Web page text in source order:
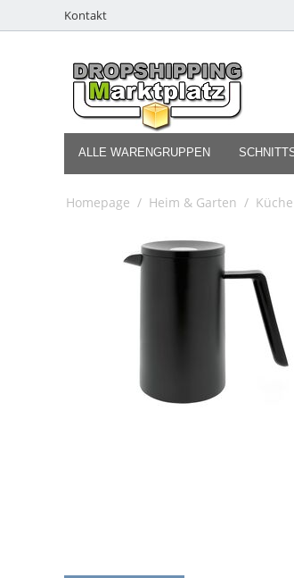
Kontakt
ALLE WARENGRUPPEN
Homepage / Heim & Garten /